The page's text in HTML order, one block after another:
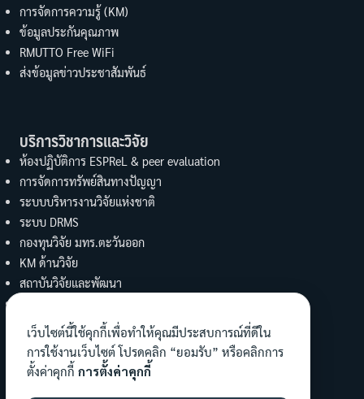
การจัดการความรู้ (KM)
ข้อมูลประกันคุณภาพ
RMUTTO Free WiFi
ส่งข้อมูลข่าวประชาสัมพันธ์
บริการวิชาการและวิจัย
ห้องปฏิบัติการ ESPReL & peer evaluation
การจัดการทรัพย์สินทางปัญญา
ระบบบริหารงานวิจัยแห่งชาติ
ระบบ DRMS
กองทุนวิจัย มทร.ตะวันออก
KM ด้านวิจัย
สถาบันวิจัยและพัฒนา
งานบริการวิชาการ คณะวิทย์ฯ
ทำนุบำรุงศิลปะและวัฒนธรรม
ข้อมูลงานทำนุฯ คณะ
เว็บไซต์นี้ใช้คุกกี้เพื่อทำให้คุณมีประสบการณ์ที่ดีใน
การใช้งานเว็บไซต์ โปรดคลิก “ยอมรับ” หรือคลิกการ
ตั้งค่าคุกกี้ การตั้งค่าคุกกี้